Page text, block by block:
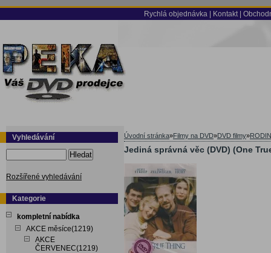
Rychlá objednávka Kontakt
Vyhledávání
Hledat
Rozšířené vyhledávání
Kategorie
kompletní nabídka
AKCE měsíce(1219)
AKCE
ČERVENEC(1219)
Úvodní stránka»Filmy na DVD»DVD filmy»
Jediná správná věc (DVD) (One